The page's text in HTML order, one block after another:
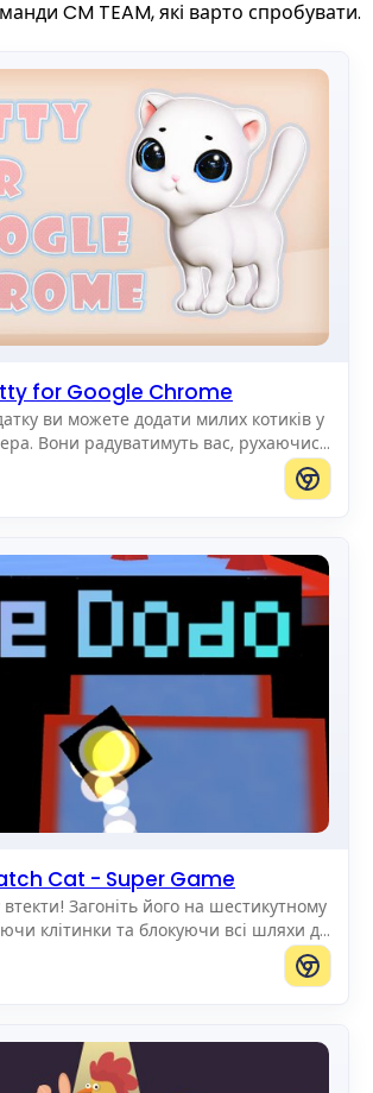
CM TEAM, які варто спробувати.
for Google Chrome
ви можете додати милих котиків у
Вони радуватимуть вас, рухаючись
можете додавати котиків будь-якого
Cat - Super Game
Загоніть його на шестикутному
клітинки та блокуючи всі шляхи до